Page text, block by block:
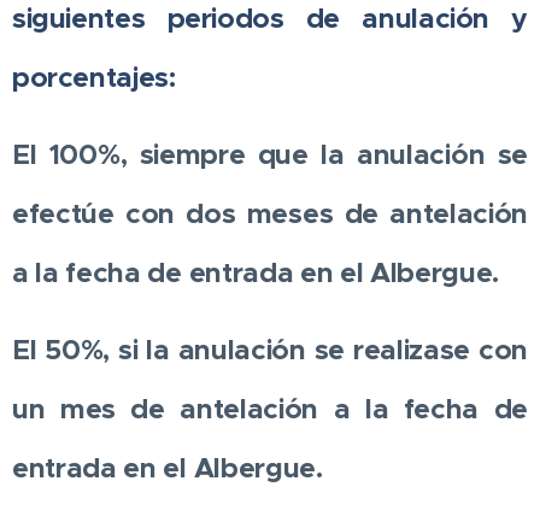
siguientes periodos de anulación y
porcentajes:
El 100%, siempre que la anulación se
efectúe con dos meses de antelación
a la fecha de entrada en el Albergue.
El 50%, si la anulación se realizase con
un mes de antelación a la fecha de
entrada en el Albergue.